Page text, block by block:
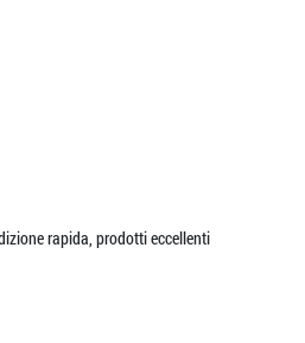
rapida, prodotti eccellenti